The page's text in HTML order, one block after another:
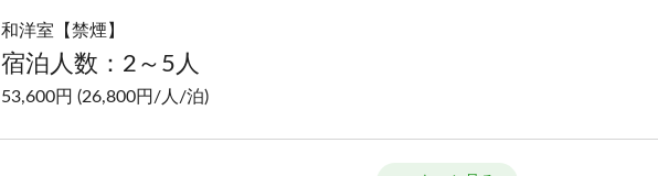
和洋室【禁煙】
宿泊人数：2～5人
53,600円 (26,800円/人/泊)